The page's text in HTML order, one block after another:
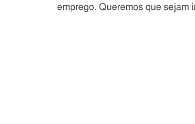
emprego. Queremos que sejam